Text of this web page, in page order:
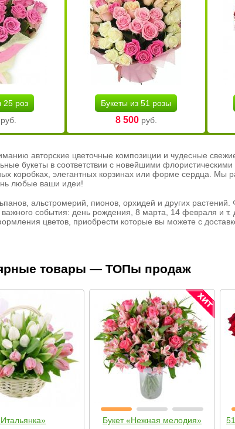
25 роз
руб.
Букеты из 51 розы
8 500руб.
авторские цветочные композиции и чудесные
букеты в соответствии с новейшими
коробках, элегантных корзинах или форме сердца. Мы
любые ваши идеи!
альстромерий, пионов, орхидей и других растений.
события: день рождения, 8 марта, 14 февраля и
цветов, приобрести которые вы можете с
товары — ТОПы продаж
Букет «Нежная мелодия»